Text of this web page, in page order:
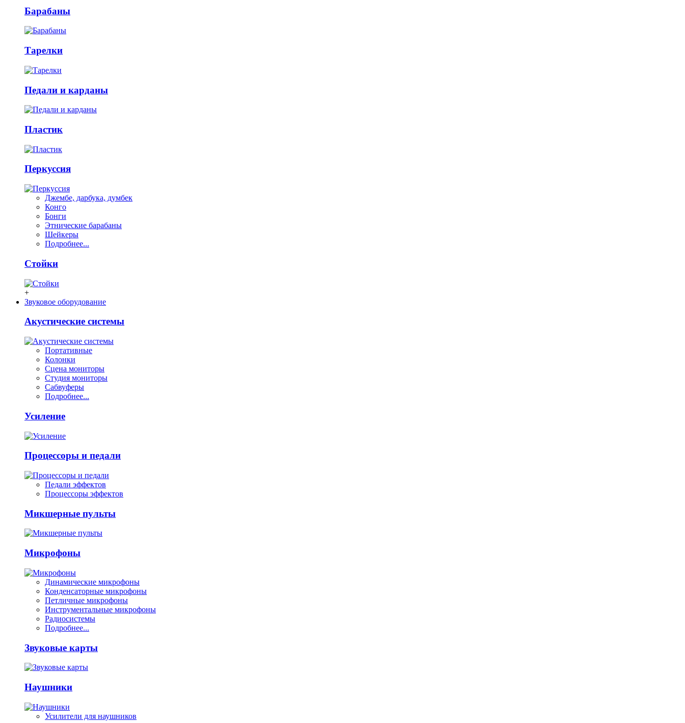
Барабаны
Тарелки
Педали и карданы
Пластик
Перкуссия
Джембе, дарбука, думбек
Конго
Бонги
Этнические барабаны
Шейкеры
Подробнее...
Стойки
+
Звуковое оборудование
Акустические системы
Портативные
Колонки
Сцена мониторы
Студия мониторы
Сабвуферы
Подробнее...
Усиление
Процессоры и педали
Педали эффектов
Процессоры эффектов
Микшерные пульты
Микрофоны
Динамические микрофоны
Конденсаторные микрофоны
Петличные микрофоны
Инструментальные микрофоны
Радиосистемы
Подробнее...
Звуковые карты
Наушники
Усилители для наушников